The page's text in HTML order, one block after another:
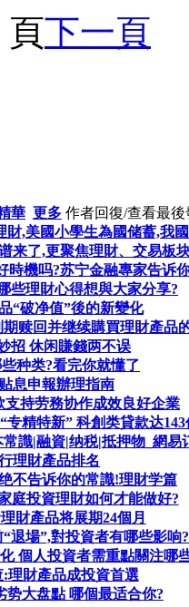
頁下一頁
華 更多 作者回復/查看最後
財,美國小學生為國储蓄,我
来了,更聚焦理財、交易板
時機吗?苏宁金融專家告诉
些理財心得想與大家分享?
“破净值”後的新變化
赎回并继续購買理財產品
招 休闲賺錢两不误
种类?看完你就懂了
息申報辦理指南
支持劳務协作成效良好企業
专精特新” 科創类貸款达143
識|融資|纳税|抵押物_網易
理財產品排名
不告诉你的常識!理財学篇
庭投資理財如何才能做好?
財產品将展期24個月
退場”,對投資者有哪些影响?
個人投資者需重點關注哪
理財產品成投資首選
势大盘點 哪個最适合你?